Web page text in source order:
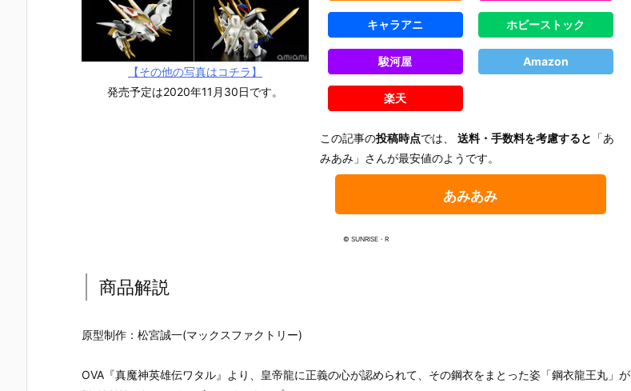
【その他の写真はコチラ】
発売予定は2020年11月30日です。
キャラアニ ホビーストック
駿河屋 Amazon
楽天
この記事の投稿時点では、送料・手数料を考慮すると 「あ
みあみ」さんが最安値のようです。
あみあみ
© SUNRISE・R
商品解説
原型制作：松宮誠一(マックスファクトリー)
OVA『真魔神英雄伝ワタル』より、皇帝龍に正義の心が認められて、その鋼衣をまとった姿「鋼衣龍王丸」が
ップ・トラッ
ィギュア予約
園セイア（ゆ
りぞの せい
アーカイブ 可
動フィギュア
スファクトリ
ョン』可動フ
ィギュア予約
ァクトリー】
アーカイブ 可
動フィギュア
スファクトリ
トリー】より
トリー】より
27年5月発売